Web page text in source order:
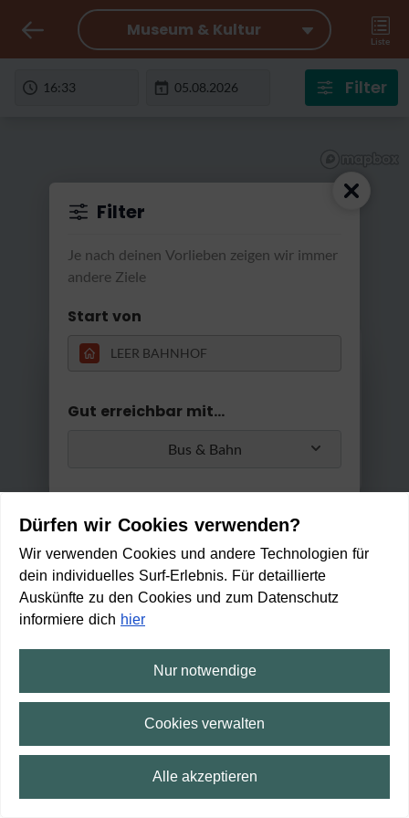
RatterRatter...
Museum & Kultur
Liste
Filter
Liesel-Aussen-Platz Leer
IMMER GEÖFFNET
min
Filter
Je nach deinen Vorlieben zeigen wir immer
andere Ziele
Start von
Gut erreichbar mit...
Bus & Bahn
Umstiege
Max. 2 Umstiege
Min. / Max. Reisezeit
Anwenden
Vollbild
Dürfen wir Cookies verwenden?
Wir verwenden Cookies und andere Technologien für
dein individuelles Surf-Erlebnis. Für detaillierte
Auskünfte zu den Cookies und zum Datenschutz
informiere dich hier
Nur notwendige
Cookies verwalten
Alle akzeptieren